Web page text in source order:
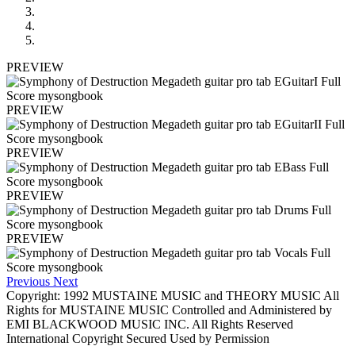
PREVIEW
PREVIEW
PREVIEW
PREVIEW
PREVIEW
Previous Next
Copyright: 1992 MUSTAINE MUSIC and THEORY MUSIC All
Rights for MUSTAINE MUSIC Controlled and Administered by
EMI BLACKWOOD MUSIC INC. All Rights Reserved
International Copyright Secured Used by Permission